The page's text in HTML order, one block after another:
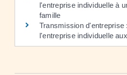
l'entreprise individuelle à
famille
Transmission d'entreprise
l'entreprise individuelle